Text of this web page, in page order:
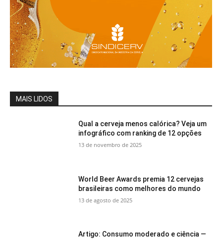
MAIS LIDOS
Qual a cerveja menos calórica? Veja um
infográfico com ranking de 12 opções
13 de novembro de 2025
World Beer Awards premia 12 cervejas
brasileiras como melhores do mundo
13 de agosto de 2025
Artigo: Consumo moderado e ciência —